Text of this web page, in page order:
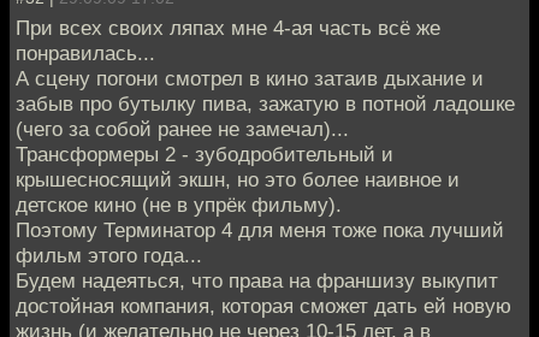
При всех своих ляпах мне 4-ая часть всё же
понравилась...
А сцену погони смотрел в кино затаив дыхание и
забыв про бутылку пива, зажатую в потной ладошке
(чего за собой ранее не замечал)...
Трансформеры 2 - зубодробительный и
крышесносящий экшн, но это более наивное и
детское кино (не в упрёк фильму).
Поэтому Терминатор 4 для меня тоже пока лучший
фильм этого года...
Будем надеяться, что права на франшизу выкупит
достойная компания, которая сможет дать ей новую
жизнь (и желательно не через 10-15 лет, а в